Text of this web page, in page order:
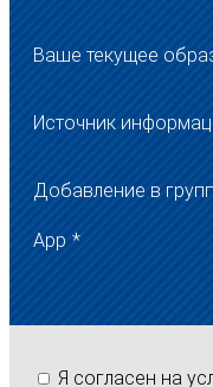
Ваше текущее
Источник
Добавление в
App *
Я согласен на